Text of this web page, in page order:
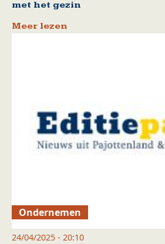
met het gezin
Meer lezen
Ondernemen
24/04/2025 - 20:10